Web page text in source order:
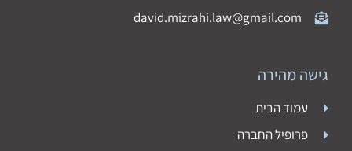
david.mizrahi.law@gmail.com
גישה מהירה
עמוד הבית
פרופיל החברה